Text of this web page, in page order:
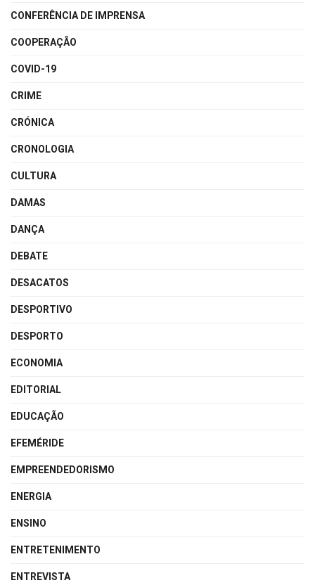
CONFERÊNCIA DE IMPRENSA
COOPERAÇÃO
COVID-19
CRIME
CRÓNICA
CRONOLOGIA
CULTURA
DAMAS
DANÇA
DEBATE
DESACATOS
DESPORTIVO
DESPORTO
ECONOMIA
EDITORIAL
EDUCAÇÃO
EFEMÉRIDE
EMPREENDEDORISMO
ENERGIA
ENSINO
ENTRETENIMENTO
ENTREVISTA